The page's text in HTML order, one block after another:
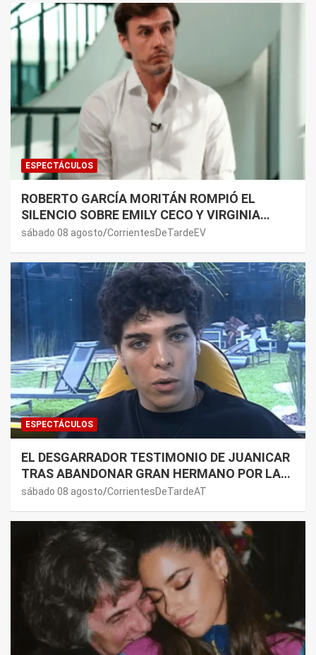
ESPECTÁCULOS
ROBERTO GARCÍA MORITÁN ROMPIÓ EL
SILENCIO SOBRE EMILY CECO Y VIRGINIA
GALLARDO: “DEDÍQUENSE A SUS VIDAS”
sábado 08 agosto CorrientesDeTardeEV
ESPECTÁCULOS
EL DESGARRADOR TESTIMONIO DE JUANICAR
TRAS ABANDONAR GRAN HERMANO POR LA
SALUD DE SU MAMÁ.
sábado 08 agosto CorrientesDeTardeAT